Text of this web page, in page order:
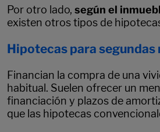
Por otro lado, según el
existen otros tipos de
Hipotecas para
Financian la compra de una
habitual. Suelen ofrecer un
financiación y plazos de
que las hipotecas